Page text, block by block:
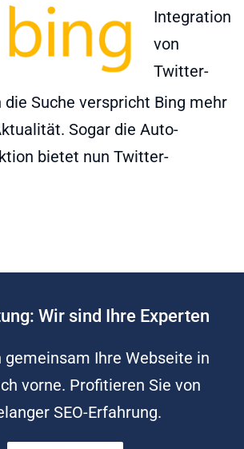
Integration
von
Twitter-
die Suche verspricht Bing mehr
Sogar die Auto-
bietet nun Twitter-
Wir sind Ihre Experten
gemeinsam Ihre Webseite in
vorne. Profitieren Sie von
SEO-Erfahrung.